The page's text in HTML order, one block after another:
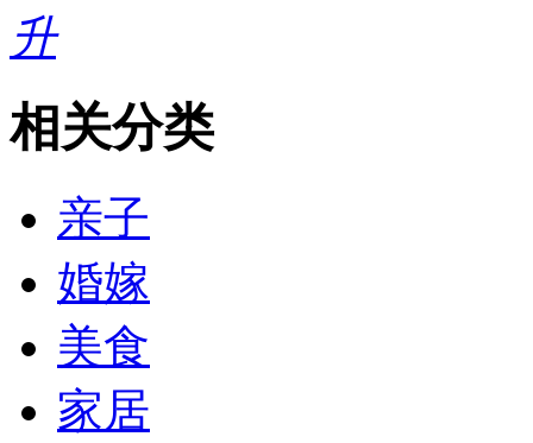
升
相关分类
亲子
婚嫁
美食
家居